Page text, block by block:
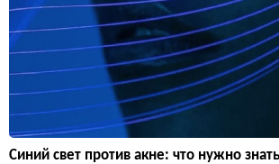
Синий свет против акне: что нужно